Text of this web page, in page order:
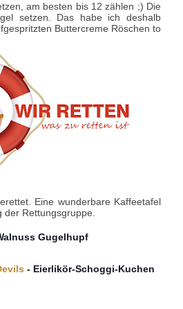
am besten bis 12 zählen ;) Die
setzen. Das habe ich deshalb
Buttercreme Röschen to
Eine wunderbare Kaffeetafel
Rettungsgruppe.
Gugelhupf
- Eierlikör-Schoggi-Kuchen